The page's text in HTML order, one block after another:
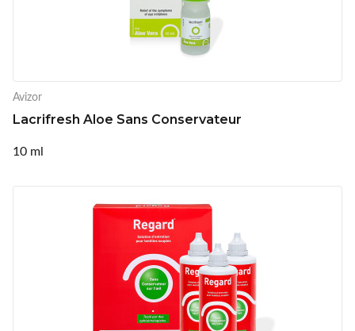
Avizor
Lacrifresh Aloe Sans Conservateur
10 ml